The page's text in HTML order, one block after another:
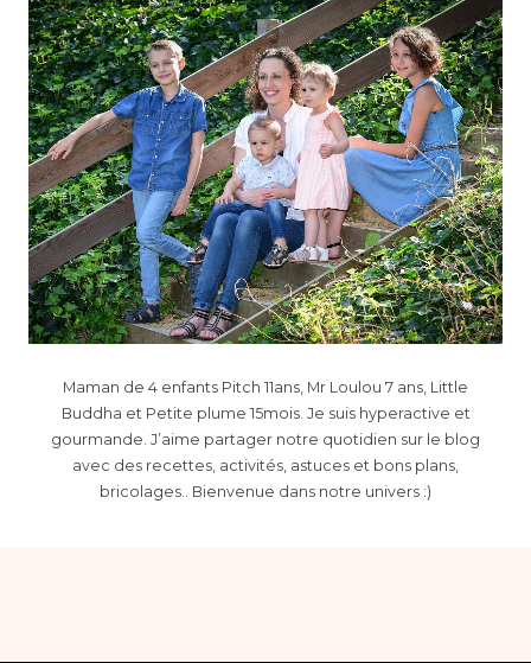
Maman de 4 enfants Pitch 11ans, Mr Loulou 7 ans, Little
Buddha et Petite plume 15mois. Je suis hyperactive et
gourmande. J’aime partager notre quotidien sur le blog
avec des recettes, activités, astuces et bons plans,
bricolages.. Bienvenue dans notre univers :)